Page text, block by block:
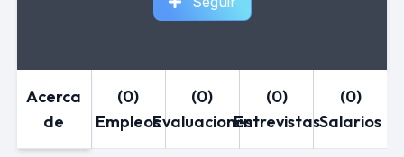
Acerca
de
(0)
Empleos
(0)
Evaluaciones
(0)
Entrevistas
(0)
Salarios